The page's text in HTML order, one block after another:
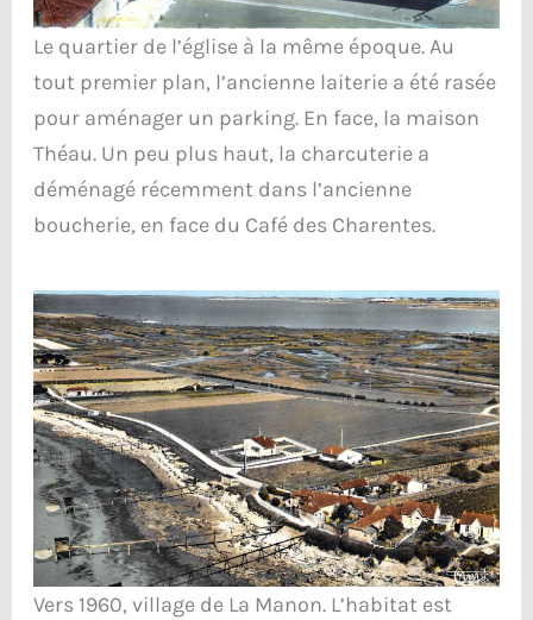
Le quartier de l’église à la même époque. Au
tout premier plan, l’ancienne laiterie a été rasée
pour aménager un parking. En face, la maison
Théau. Un peu plus haut, la charcuterie a
déménagé récemment dans l’ancienne
boucherie, en face du Café des Charentes.
Vers 1960, village de La Manon. L’habitat est